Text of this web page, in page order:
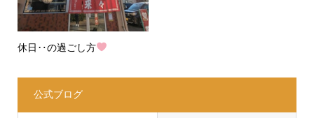
休日‥の過ごし方
公式ブログ